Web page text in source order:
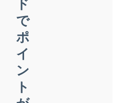
ド
で
ポ
イ
ン
ト